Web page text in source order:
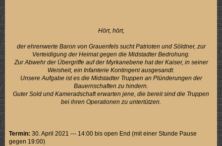
Hört, hört,
der ehrenwerte Baron von Grauenfels sucht Patrioten und Söldner, zur
Verteidigung der Heimat gegen die Midstadter Bedrohung.
Zur Abwehr der Übergriffe auf der Myrkanebene hat der Kaiser, in seiner
Weisheit, ein Infanterie Kontingent ausgesandt.
Unsere Aufgabe ist es die Midstadter Truppen an Plünderungen der
Bauernschaften zu hindern.
Guter Sold und Kameradschaft erwarten jene, die bereit sind die Truppen
bei ihren Operationen zu untertützen.
Termin: 30. April 2021 --- 14:00 bis open End (mit einer Stunde Pause
gegen 19:00)